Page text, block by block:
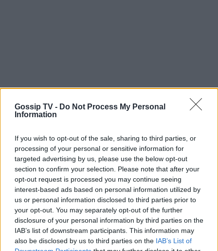
Gossip TV - Do Not Process My Personal
Information
If you wish to opt-out of the sale, sharing to third parties, or
processing of your personal or sensitive information for
targeted advertising by us, please use the below opt-out
section to confirm your selection. Please note that after your
opt-out request is processed you may continue seeing
interest-based ads based on personal information utilized by
us or personal information disclosed to third parties prior to
your opt-out. You may separately opt-out of the further
disclosure of your personal information by third parties on the
IAB’s list of downstream participants. This information may
also be disclosed by us to third parties on the IAB’s List of